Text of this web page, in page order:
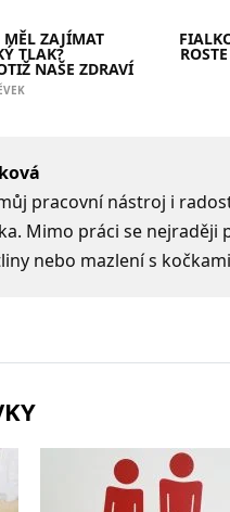
MĚL ZAJÍMAT
TLAK?
NAŠE ZDRAVÍ
pracovní nástroj i
Mimo práci se nejraději
nebo mazlení s